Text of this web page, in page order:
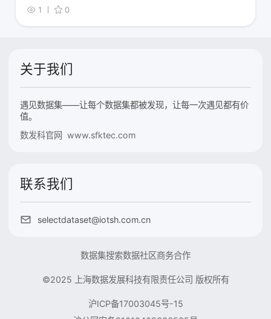
1
0
关于我们
遇见数据集——让每个数据集都被发现，让每一次遇见都有价
值。
数发科官网 www.sfktec.com
联系我们
selectdataset@iotsh.com.cn
数据集搜索数据社区商务合作
©2025 上海数据发展科技有限责任公司 版权所有
沪ICP备17003045号-15